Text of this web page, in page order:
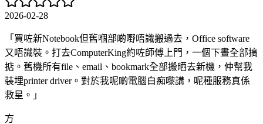
2026-02-28
「 買咗新Notebook但舊嗰部啲嘢唔識搬過去，Office software
又唔識裝。打去ComputerKing約咗師傅上門，一個下晝全部搞
掂。舊機所有file、email、bookmark全部搬晒去新機，仲幫我
裝埋printer driver。對於我呢啲電腦白痴嚟講，呢種服務真係
救星。 」
方